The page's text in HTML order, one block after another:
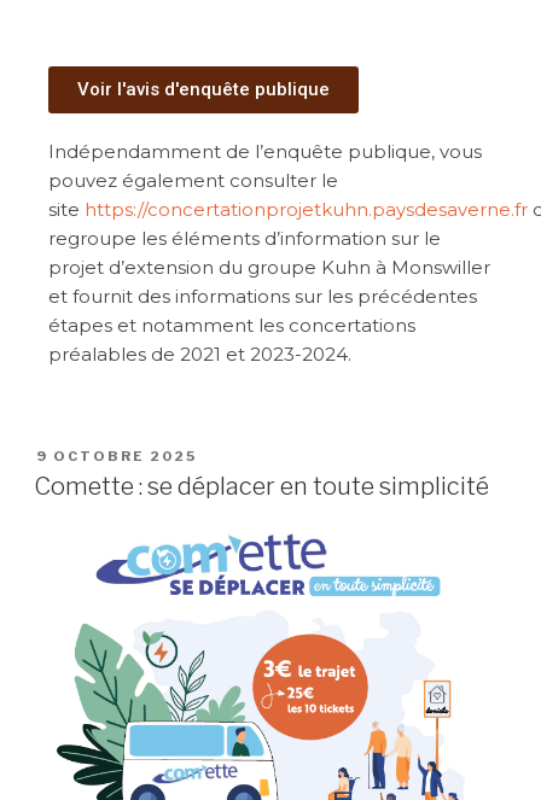
Voir l'avis d'enquête publique
Indépendamment de l’enquête publique, vous
pouvez également consulter le
site https://concertationprojetkuhn.paysdesaverne.fr
regroupe les éléments d’information sur le
projet d’extension du groupe Kuhn à Monswiller
et fournit des informations sur les précédentes
étapes et notamment les concertations
préalables de 2021 et 2023-2024.
9 OCTOBRE 2025
Comette : se déplacer en toute simplicité​